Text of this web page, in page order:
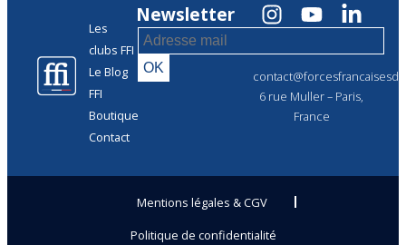
Les
clubs FFI
Le Blog
FFI
Boutique
Contact
6 rue Muller – Paris,
France
Newsletter
Mentions légales & CGV
Politique de confidentialité